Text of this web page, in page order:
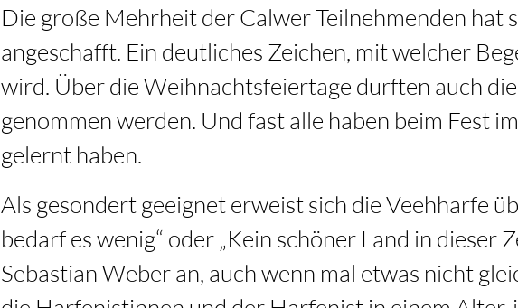
Die große Mehrheit der Calwer Teilnehmenden hat
angeschafft. Ein deutliches Zeichen, mit welcher
wird. Über die Weihnachtsfeiertage durften auch
genommen werden. Und fast alle haben beim Fest
gelernt haben.
Als gesondert geeignet erweist sich die Veehharfe
bedarf es wenig“ oder „Kein schöner Land in dieser
Sebastian Weber an, auch wenn mal etwas nicht